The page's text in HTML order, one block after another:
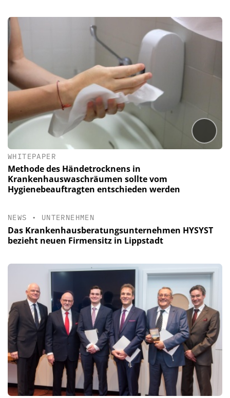
WHITEPAPER
Methode des Händetrocknens in
Krankenhauswaschräumen sollte vom
Hygienebeauftragten entschieden werden
NEWS • UNTERNEHMEN
Das Krankenhausberatungsunternehmen HYSYST
bezieht neuen Firmensitz in Lippstadt